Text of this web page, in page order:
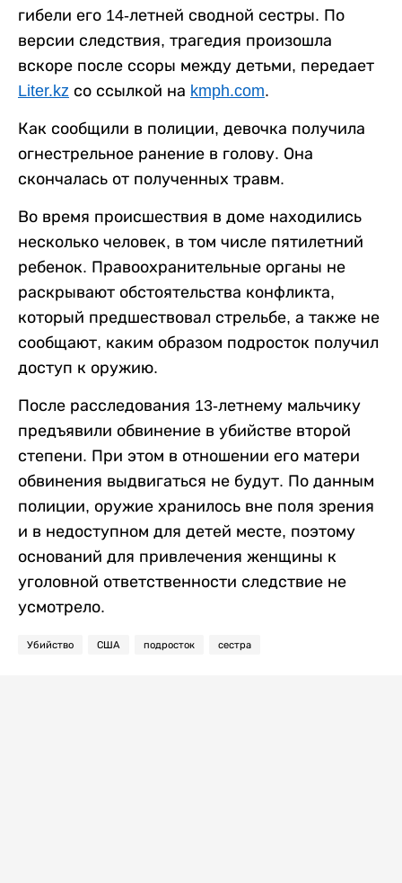
гибели его 14-летней сводной сестры. По
версии следствия, трагедия произошла
вскоре после ссоры между детьми, передает
Liter.kz со ссылкой на kmph.com.
Как сообщили в полиции, девочка получила
огнестрельное ранение в голову. Она
скончалась от полученных травм.
Во время происшествия в доме находились
несколько человек, в том числе пятилетний
ребенок. Правоохранительные органы не
раскрывают обстоятельства конфликта,
который предшествовал стрельбе, а также не
сообщают, каким образом подросток получил
доступ к оружию.
После расследования 13-летнему мальчику
предъявили обвинение в убийстве второй
степени. При этом в отношении его матери
обвинения выдвигаться не будут. По данным
полиции, оружие хранилось вне поля зрения
и в недоступном для детей месте, поэтому
оснований для привлечения женщины к
уголовной ответственности следствие не
усмотрело.
Убийство США подросток сестра